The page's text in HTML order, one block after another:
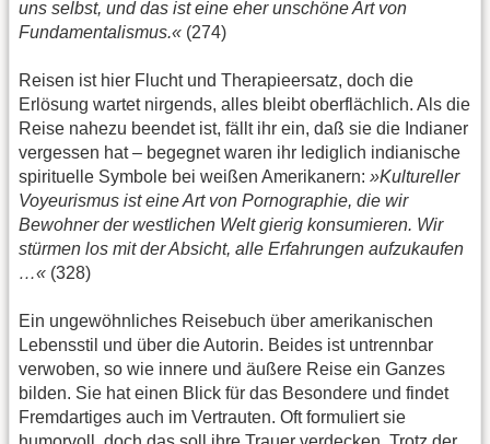
uns selbst, und das ist eine eher unschöne Art von
Fundamentalismus.« (274)
Reisen ist hier Flucht und Therapieersatz, doch die
Erlösung wartet nirgends, alles bleibt oberflächlich. Als die
Reise nahezu beendet ist, fällt ihr ein, daß sie die Indianer
vergessen hat – begegnet waren ihr lediglich indianische
spirituelle Symbole bei weißen Amerikanern: »Kultureller
Voyeurismus ist eine Art von Pornographie, die wir
Bewohner der westlichen Welt gierig konsumieren. Wir
stürmen los mit der Absicht, alle Erfahrungen aufzukaufen
…« (328)
Ein ungewöhnliches Reisebuch über amerikanischen
Lebensstil und über die Autorin. Beides ist untrennbar
verwoben, so wie innere und äußere Reise ein Ganzes
bilden. Sie hat einen Blick für das Besondere und findet
Fremdartiges auch im Vertrauten. Oft formuliert sie